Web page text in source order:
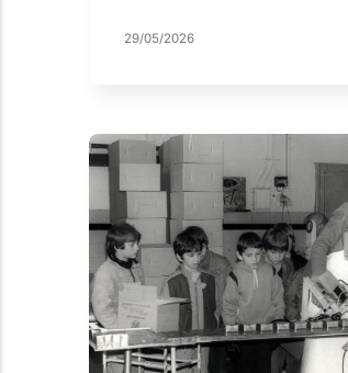
29/05/2026